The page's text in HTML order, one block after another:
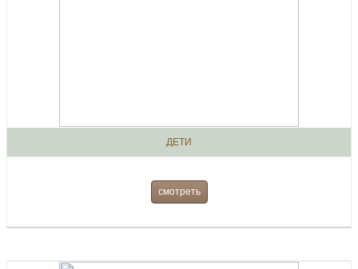
ДЕТИ
смотреть